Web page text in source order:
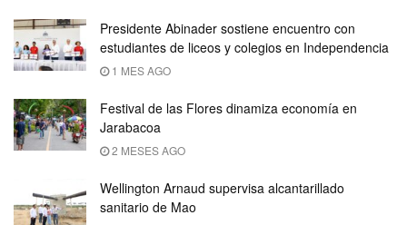
Presidente Abinader sostiene encuentro con
estudiantes de liceos y colegios en Independencia
1 MES AGO
Festival de las Flores dinamiza economía en
Jarabacoa
2 MESES AGO
Wellington Arnaud supervisa alcantarillado
sanitario de Mao